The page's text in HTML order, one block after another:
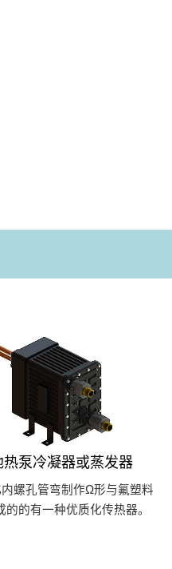
热泵冷凝器或蒸发器
螺孔管弯制作Ω形与氟塑料
的的有一种优质化传热器。